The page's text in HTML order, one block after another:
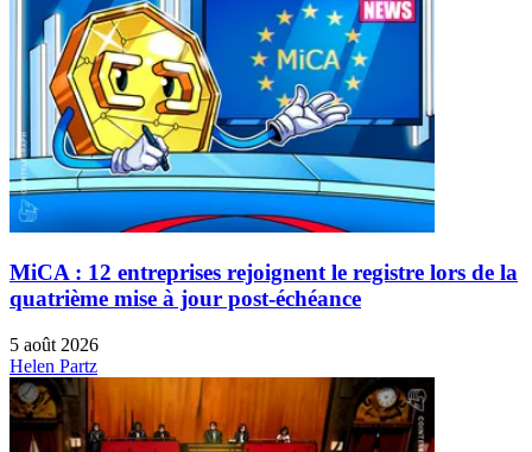
MiCA : 12 entreprises rejoignent le registre lors de la
quatrième mise à jour post-échéance
5 août 2026
Helen Partz